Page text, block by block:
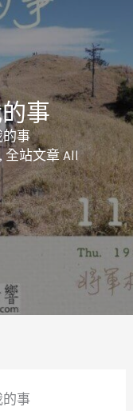
事
的事
, 全站文章 All
的事